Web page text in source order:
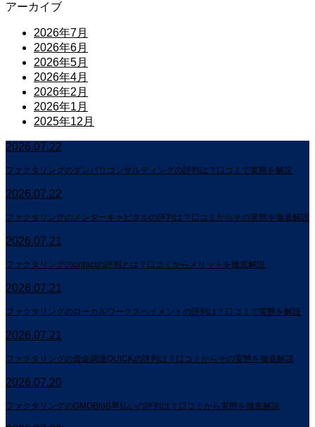
アーカイブ
2026年7月
2026年6月
2026年5月
2026年4月
2026年2月
2026年1月
2025年12月
2026.07.22
ファクタリングのダンバリコンサルティングの評判は？口コミで実態を解説
2026.07.22
ファクタリングのメンターキャピタルの評判は？口コミからその実態を徹底解説
2026.07.21
ファクタリングのonfactの評判とは？口コミからメリットを徹底解説
2026.07.21
ファクタリングのローカルワークスペイメントの評判は？口コミで実態を解説
2026.07.21
ファクタリングの資金調達QUICKの評判は？口コミからその実態を徹底解説
2026.07.20
ファクタリングのGMOBtoB早払いの評判は？口コミから実態を徹底解説